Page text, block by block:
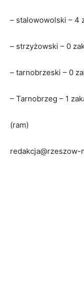
– stalowowolski – 4
– strzyżowski – 0
– tarnobrzeski – 0
– Tarnobrzeg – 1
(ram)
redakcja@rzeszow-